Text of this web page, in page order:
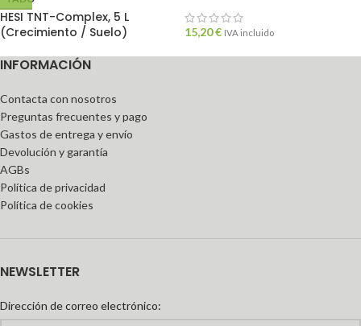
HESI TNT-Complex, 5 L
(Crecimiento / Suelo)
15,20€ IVA incluido
INFORMACIÓN
Contacta con nosotros
Preguntas frecuentes y pago
Gastos de entrega y envío
Devolución y garantía
AGBs
Política de privacidad
Política de cookies
NEWSLETTER
Dirección de correo electrónico: